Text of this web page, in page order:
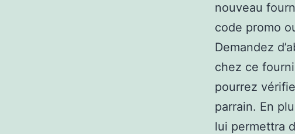
nouveau
code promo
Demandez
chez ce
pourrez
parrain. En
lui permettra